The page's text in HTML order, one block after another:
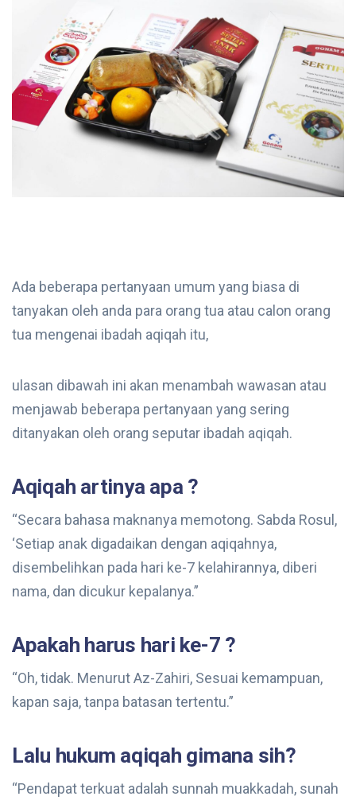
Ada beberapa pertanyaan umum yang biasa di
tanyakan oleh anda para orang tua atau calon orang
tua mengenai ibadah aqiqah itu,
ulasan dibawah ini akan menambah wawasan atau
menjawab beberapa pertanyaan yang sering
ditanyakan oleh orang seputar ibadah aqiqah.
Aqiqah artinya apa ?
“Secara bahasa maknanya memotong. Sabda Rosul,
‘Setiap anak digadaikan dengan aqiqahnya,
disembelihkan pada hari ke-7 kelahirannya, diberi
nama, dan dicukur kepalanya.”
Apakah harus hari ke-7 ?
“Oh, tidak. Menurut Az-Zahiri, Sesuai kemampuan,
kapan saja, tanpa batasan tertentu.”
Lalu hukum aqiqah gimana sih?
“Pendapat terkuat adalah sunnah muakkadah, sunah